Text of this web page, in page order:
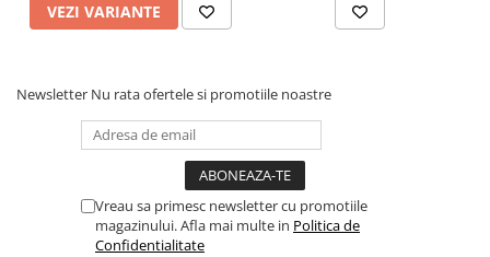
VEZI VARIANTE
Newsletter Nu rata ofertele si promotiile noastre
Vreau sa primesc newsletter cu promotiile
magazinului. Afla mai multe in Politica de
Confidentialitate